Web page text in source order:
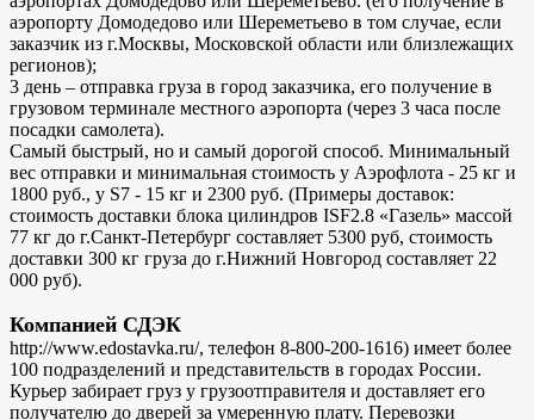
аэропорту Домодедово или Шереметьево в том случае, если
заказчик из г.Москвы, Московской области или близлежащих
регионов);
3 день – отправка груза в город заказчика, его получение в
грузовом терминале местного аэропорта (через 3 часа после
посадки самолета).
Самый быстрый, но и самый дорогой способ. Минимальный
вес отправки и минимальная стоимость у Аэрофлота - 25 кг и
1800 руб., у S7 - 15 кг и 2300 руб. (Примеры доставок:
стоимость доставки блока цилиндров ISF2.8 «Газель» массой
77 кг до г.Санкт-Петербург составляет 5300 руб, стоимость
доставки 300 кг груза до г.Нижний Новгород составляет 22
000 руб).
Компанией СДЭК
http://www.edostavka.ru/, телефон 8-800-200-1616) имеет более
100 подразделений и представительств в городах России.
Курьер забирает груз у грузоотправителя и доставляет его
получателю до дверей за умеренную плату. Перевозки